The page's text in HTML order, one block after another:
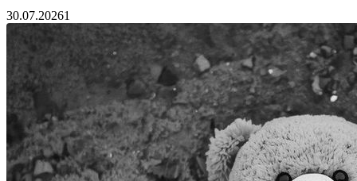
30.07.20261